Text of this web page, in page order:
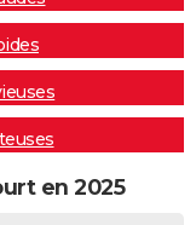
en 2025